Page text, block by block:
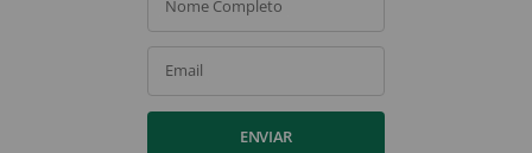
Nome Completo
Email
ENVIAR